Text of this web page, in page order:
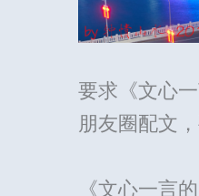
要求《文心
朋友圈配文
《文心一言